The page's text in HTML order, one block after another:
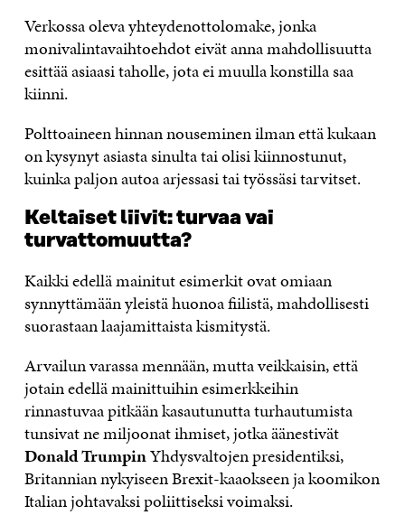
Verkossa oleva yhteydenottolomake, jonka
monivalintavaihtoehdot eivät anna mahdollisuutta
esittää asiaasi taholle, jota ei muulla konstilla saa
kiinni.
Polttoaineen hinnan nouseminen ilman että kukaan
on kysynyt asiasta sinulta tai olisi kiinnostunut,
kuinka paljon autoa arjessasi tai työssäsi tarvitset.
Keltaiset liivit: turvaa vai
turvattomuutta?
Kaikki edellä mainitut esimerkit ovat omiaan
synnyttämään yleistä huonoa fiilistä, mahdollisesti
suorastaan laajamittaista kismitystä.
Arvailun varassa mennään, mutta veikkaisin, että
jotain edellä mainittuihin esimerkkeihin
rinnastuvaa pitkään kasautunutta turhautumista
tunsivat ne miljoonat ihmiset, jotka äänestivät
Donald TrumpinYhdysvaltojen presidentiksi,
Britannian nykyiseen Brexit-kaaokseen ja koomikon
Italian johtavaksi poliittiseksi voimaksi.